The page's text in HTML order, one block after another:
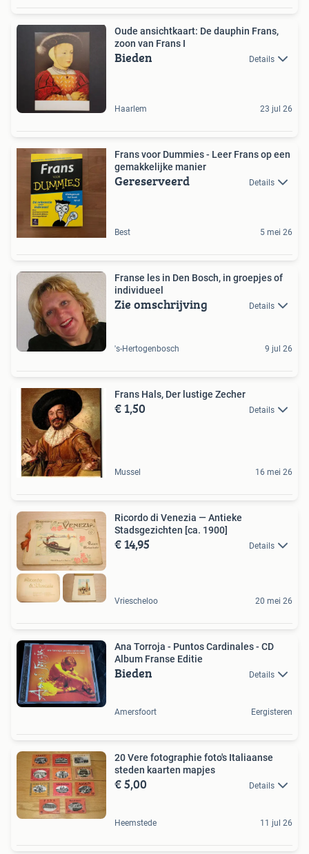
Oude ansichtkaart: De dauphin Frans,
zoon van Frans I
Bieden Details
Haarlem 23 jul 26
Frans voor Dummies - Leer Frans op een
gemakkelijke manier
Gereserveerd Details
Best 5 mei 26
Franse les in Den Bosch, in groepjes of
individueel
Zie omschrijving Details
's-Hertogenbosch 9 jul 26
Frans Hals, Der lustige Zecher
€ 1,50 Details
Mussel 16 mei 26
Ricordo di Venezia — Antieke
Stadsgezichten [ca. 1900]
€ 14,95 Details
Vriescheloo 20 mei 26
Ana Torroja - Puntos Cardinales - CD
Album Franse Editie
Bieden Details
Amersfoort Eergisteren
20 Vere fotographie foto's Italiaanse
steden kaarten mapjes
€ 5,00 Details
Heemstede 11 jul 26